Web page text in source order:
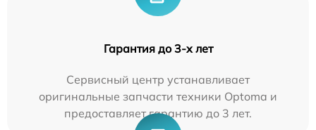
Гарантия до 3-х лет
Сервисный центр устанавливает
оригинальные запчасти техники Optoma и
предоставляет гарантию до 3 лет.